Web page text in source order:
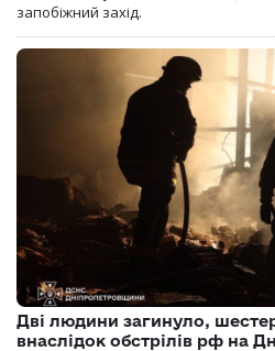
запобіжний захід.
Дві людини загинуло,
внаслідок обстрілів рф на